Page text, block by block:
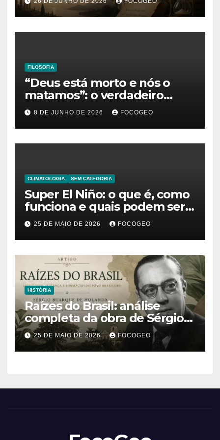
o verdadeiro sentido da
existência
FILOSOFIA
“Deus está morto e nós o
matamos”: o verdadeiro
significado da frase de
Friedrich Nietzsche
8 DE JUNHO DE 2026 FOCOGEO
CLIMATOLOGIA SEM CATEGORIA
Super El Niño: o que é, como
funciona e quais podem ser
os impactos desse fenômeno
climático extremo no Brasil e
no mundo
25 DE MAIO DE 2026 FOCOGEO
HISTÓRIA
Raízes do Brasil: análise
completa da obra de Sérgio
Buarque de Holanda e sua
importância para entender a
formação do Brasil
25 DE MAIO DE 2026 FOCOGEO